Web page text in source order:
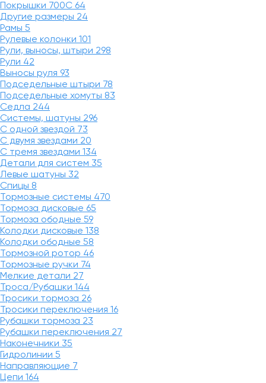
Покрышки 700C 64
Другие размеры 24
Рамы 5
Рулевые колонки 101
Рули, выносы, штыри 298
Рули 42
Выносы руля 93
Подседельные штыри 78
Подседельные хомуты 83
Седла 244
Системы, шатуны 296
С одной звездой 73
С двумя звездами 20
С тремя звездами 134
Детали для систем 35
Левые шатуны 32
Спицы 8
Тормозные системы 470
Тормоза дисковые 65
Тормоза ободные 59
Колодки дисковые 138
Колодки ободные 58
Тормозной ротор 46
Тормозные ручки 74
Мелкие детали 27
Троса/Рубашки 144
Тросики тормоза 26
Тросики переключения 16
Рубашки тормоза 23
Рубашки переключения 27
Наконечники 35
Гидролинии 5
Направляющие 7
Цепи 164